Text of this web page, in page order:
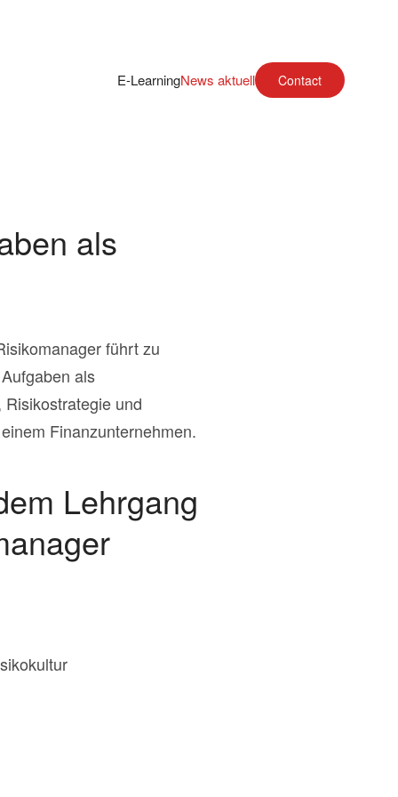
E-LearningNews aktuell Contact
als
führt zu
als
und
Finanzunternehmen.
Lehrgang